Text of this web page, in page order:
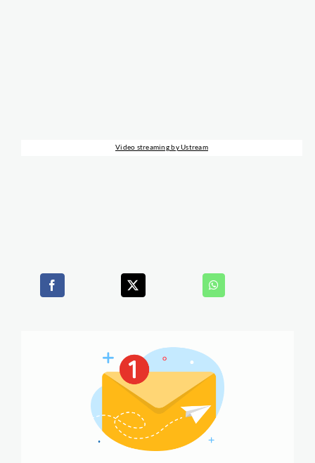
Video streaming by Ustream